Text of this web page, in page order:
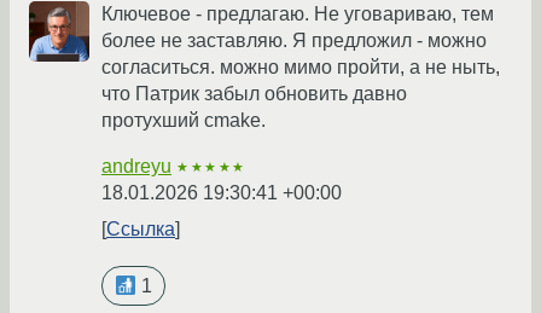
Ключевое - предлагаю. Не уговариваю, тем
более не заставляю. Я предложил - можно
согласиться. можно мимо пройти, а не ныть,
что Патрик забыл обновить давно
протухший cmake.
andreyu ★★★★★
18.01.2026 19:30:41 +00:00
Ссылка
1